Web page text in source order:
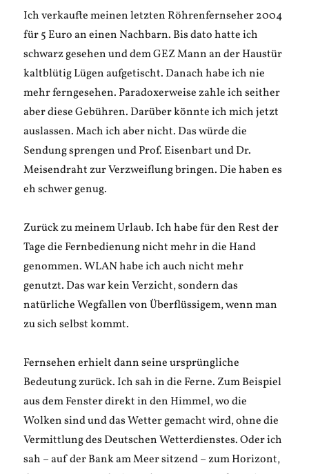
Ich verkaufte meinen letzten Röhrenfernseher 2004
für 5 Euro an einen Nachbarn. Bis dato hatte ich
schwarz gesehen und dem GEZ Mann an der Haustür
kaltblütig Lügen aufgetischt. Danach habe ich nie
mehr ferngesehen. Paradoxerweise zahle ich seither
aber diese Gebühren. Darüber könnte ich mich jetzt
auslassen. Mach ich aber nicht. Das würde die
Sendung sprengen und Prof. Eisenbart und Dr.
Meisendraht zur Verzweiflung bringen. Die haben es
eh schwer genug.
Zurück zu meinem Urlaub. Ich habe für den Rest der
Tage die Fernbedienung nicht mehr in die Hand
genommen. WLAN habe ich auch nicht mehr
genutzt. Das war kein Verzicht, sondern das
natürliche Wegfallen von Überflüssigem, wenn man
zu sich selbst kommt.
Fernsehen erhielt dann seine ursprüngliche
Bedeutung zurück. Ich sah in die Ferne. Zum Beispiel
aus dem Fenster direkt in den Himmel, wo die
Wolken sind und das Wetter gemacht wird, ohne die
Vermittlung des Deutschen Wetterdienstes. Oder ich
sah – auf der Bank am Meer sitzend – zum Horizont,